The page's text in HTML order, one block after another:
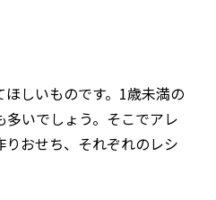
しいものです。1歳未満の
いでしょう。そこでアレ
おせち、それぞれのレシ